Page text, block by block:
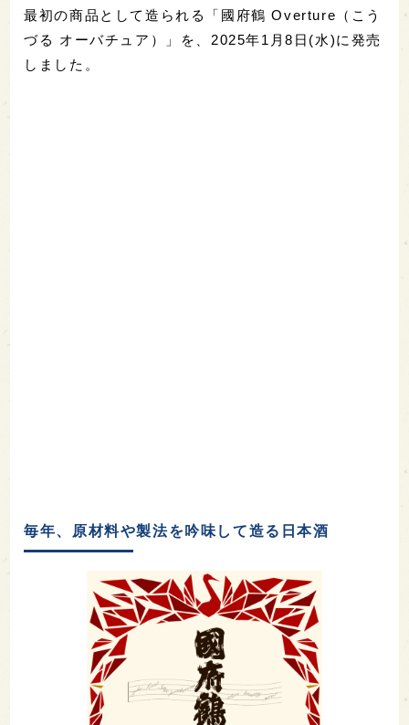
最初の商品として造られる「國府鶴 Overture（こう
づる オーバチュア）」を、2025年1月8日(水)に発売
しました。
毎年、原材料や製法を吟味して造る日本酒